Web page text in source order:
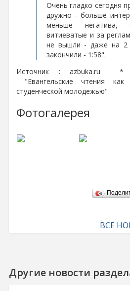
Очень гладко сегодня
дружно - больше
меньше
витиеватые и за
не вышли - даже на 2
закончили - 1:58".
Источник : azbuka.ru *
"Евангельские чтения
студенческой молодежью"
Фотогалерея
ВСЕ
Другие новости